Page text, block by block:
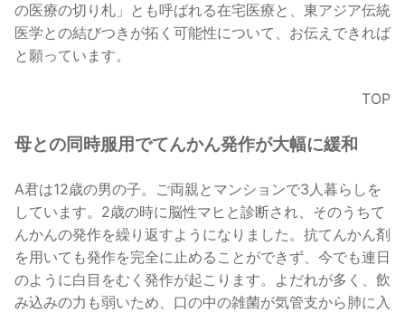
の医療の切り札」とも呼ばれる在宅医療と、東アジア伝統
医学との結びつきが拓く可能性について、お伝えできれば
と願っています。
TOP
母との同時服用でてんかん発作が大幅に緩和
A君は12歳の男の子。ご両親とマンションで3人暮らしを
しています。2歳の時に脳性マヒと診断され、そのうちて
んかんの発作を繰り返すようになりました。抗てんかん剤
を用いても発作を完全に止めることができず、今でも連日
のように白目をむく発作が起こります。よだれが多く、飲
み込みの力も弱いため、口の中の雑菌が気管支から肺に入